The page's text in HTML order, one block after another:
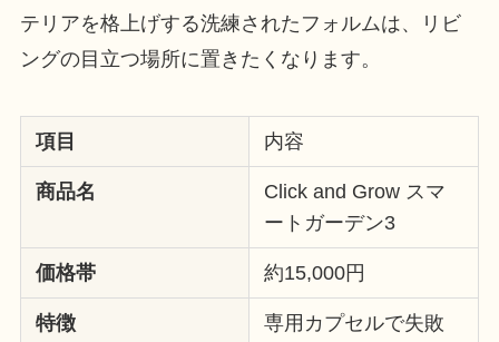
テリアを格上げする洗練されたフォルムは、リビ
ングの目立つ場所に置きたくなります。
項目 内容
商品名
Click and Grow スマ
ートガーデン3
価格帯 約15,000円
特徴
専用カプセルで失敗